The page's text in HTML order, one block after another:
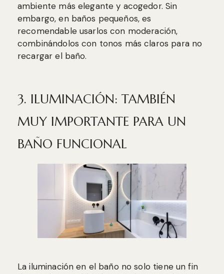
ambiente más elegante y acogedor. Sin
embargo, en baños pequeños, es
recomendable usarlos con moderación,
combinándolos con tonos más claros para no
recargar el baño.
3. ILUMINACIÓN: TAMBIÉN
MUY IMPORTANTE PARA UN
BAÑO FUNCIONAL
La iluminación en el baño no solo tiene un fin